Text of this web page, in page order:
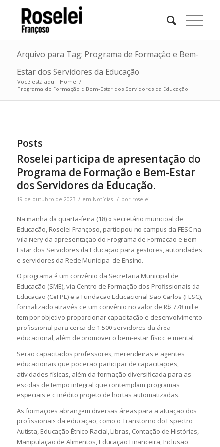
Arquivo para Tag: Programa de Formação e Bem-
Estar dos Servidores da Educação
Você está aqui: Home /
Programa de Formação e Bem-Estar dos Servidores da Educação
Posts
Roselei participa de apresentação do
Programa de Formação e Bem-Estar
dos Servidores da Educação.
19 de outubro de 2023 / em Notícias / por roselei
Na manhã da quarta-feira (18) o secretário municipal de
Educação, Roselei Françoso, participou no campus da FESC na
Vila Nery da apresentação do Programa de Formação e Bem-
Estar dos Servidores da Educação para gestores, autoridades
e servidores da Rede Municipal de Ensino.
O programa é um convênio da Secretaria Municipal de
Educação (SME), via Centro de Formação dos Profissionais da
Educação (CeFPE) e a Fundação Educacional São Carlos (FESC),
formalizado através de um convênio no valor de R$ 778 mil e
tem por objetivo proporcionar capacitação e desenvolvimento
profissional para cerca de 1.500 servidores da área
educacional, além de promover o bem-estar físico e mental.
Serão capacitados professores, merendeiras e agentes
educacionais que poderão participar de capacitações,
atividades físicas, além da formação diversificada para as
escolas de tempo integral que contemplam programas
especiais e o inédito projeto de hortas automatizadas.
As formações abrangem diversas áreas para a atuação dos
profissionais da educação, como o Transtorno do Espectro
Autista, Educação Étnico Racial, Libras, Contação de Histórias,
Manipulação de Alimentos, Educação Financeira, Inclusão